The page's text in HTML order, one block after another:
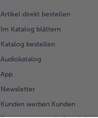
Artikel direkt bestellen
Im Katalog blättern
Katalog bestellen
Audiokatalog
App
Newsletter
Kunden werben Kunden